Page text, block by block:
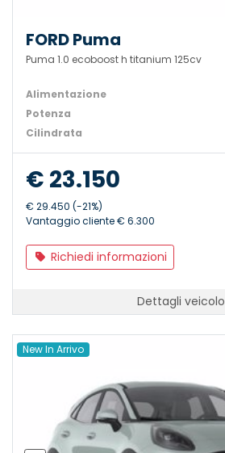
FORD Puma
Puma 1.0 ecoboost h titanium 125cv
Alimentazione
Potenza
Cilindrata
€ 23.150
€ 29.450 (-21%)
Vantaggio cliente € 6.300
Richiedi informazioni
Dettagli veicolo
New In Arrivo